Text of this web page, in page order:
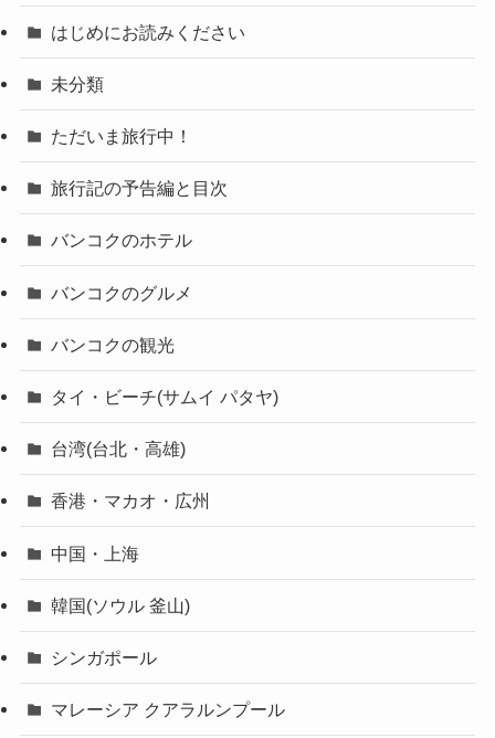
はじめにお読みください
未分類
ただいま旅行中！
旅行記の予告編と目次
バンコクのホテル
バンコクのグルメ
バンコクの観光
タイ・ビーチ(サムイ パタヤ)
台湾(台北・高雄)
香港・マカオ・広州
中国・上海
韓国(ソウル 釜山)
シンガポール
マレーシア クアラルンプール